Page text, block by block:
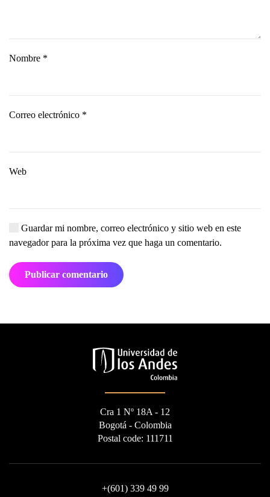
Nombre *
Correo electrónico *
Web
Guardar mi nombre, correo electrónico y sitio web en este
navegador para la próxima vez que haga un comentario.
Publicar comentario
Cra 1 Nº 18A - 12
Bogotá - Colombia
Postal code: 111711
+(601) 339 49 99